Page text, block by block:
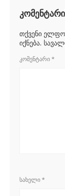
თქვენი
იქნება.
ᲙᲝᲛᲔᲜᲢᲐᲠᲘ*
ᲡᲐᲮᲔᲚᲘ*